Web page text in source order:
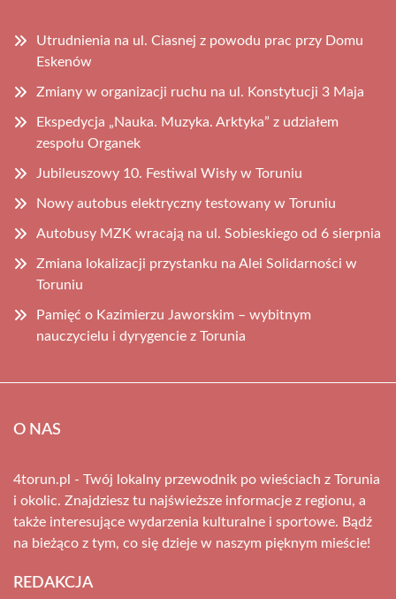
Utrudnienia na ul. Ciasnej z powodu prac przy Domu
Eskenów
Zmiany w organizacji ruchu na ul. Konstytucji 3 Maja
Ekspedycja „Nauka. Muzyka. Arktyka” z udziałem
zespołu Organek
Jubileuszowy 10. Festiwal Wisły w Toruniu
Nowy autobus elektryczny testowany w Toruniu
Autobusy MZK wracają na ul. Sobieskiego od 6 sierpnia
Zmiana lokalizacji przystanku na Alei Solidarności w
Toruniu
Pamięć o Kazimierzu Jaworskim – wybitnym
nauczycielu i dyrygencie z Torunia
O NAS
4torun.pl - Twój lokalny przewodnik po wieściach z Torunia
i okolic. Znajdziesz tu najświeższe informacje z regionu, a
także interesujące wydarzenia kulturalne i sportowe. Bądź
na bieżąco z tym, co się dzieje w naszym pięknym mieście!
REDAKCJA